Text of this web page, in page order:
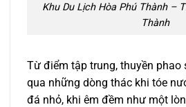
Khu Du Lịch Hòa Phú Thành –
Thành
Từ điểm tập trung, thuyền phao
qua những dòng thác khi tóe
đá nhỏ, khi êm đềm như một